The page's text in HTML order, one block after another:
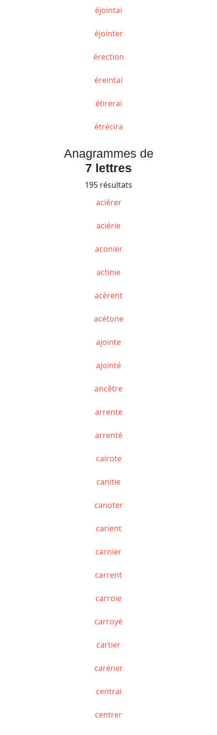
éjointai
éjointer
érection
éreintai
étirerai
étrécira
Anagrammes de
7 lettres
195 résultats
aciérer
aciérie
aconier
actinie
acèrent
acétone
ajointe
ajointé
ancêtre
arrente
arrenté
cairote
canitie
canoter
carient
carnier
carrent
carroie
carroyé
cartier
caréner
centrai
centrer